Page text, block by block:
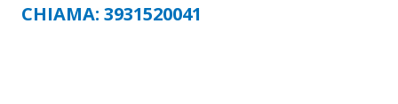
CHIAMA: 3931520041